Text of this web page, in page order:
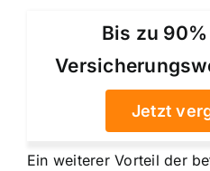
Bis zu
Jetzt
Ein weiterer Vorteil der